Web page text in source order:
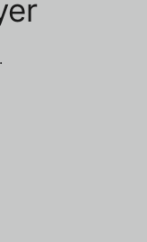
.